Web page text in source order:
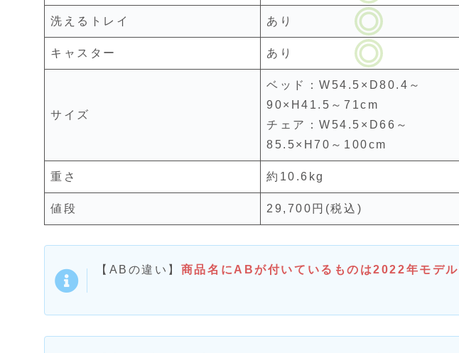
洗えるトレイ あり
キャスター あり
サイズ
ベッド：W54.5×D80.4～
90×H41.5～71cm
チェア：W54.5×D66～
85.5×H70～100cm
重さ 約10.6kg
値段 29,700円(税込)
【ABの違い】 商品名にABが付いているものは2022年モデル